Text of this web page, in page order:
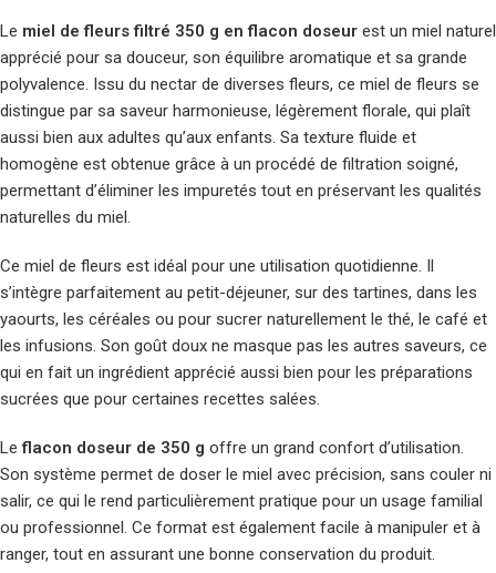
Le miel de fleurs filtré 350 g en flacon doseur est un miel naturel
apprécié pour sa douceur, son équilibre aromatique et sa grande
polyvalence. Issu du nectar de diverses fleurs, ce miel de fleurs se
distingue par sa saveur harmonieuse, légèrement florale, qui plaît
aussi bien aux adultes qu’aux enfants. Sa texture fluide et
homogène est obtenue grâce à un procédé de filtration soigné,
permettant d’éliminer les impuretés tout en préservant les qualités
naturelles du miel.
Ce miel de fleurs est idéal pour une utilisation quotidienne. Il
s’intègre parfaitement au petit-déjeuner, sur des tartines, dans les
yaourts, les céréales ou pour sucrer naturellement le thé, le café et
les infusions. Son goût doux ne masque pas les autres saveurs, ce
qui en fait un ingrédient apprécié aussi bien pour les préparations
sucrées que pour certaines recettes salées.
Leflacon doseur de 350 g offre un grand confort d’utilisation.
Son système permet de doser le miel avec précision, sans couler ni
salir, ce qui le rend particulièrement pratique pour un usage familial
ou professionnel. Ce format est également facile à manipuler et à
ranger, tout en assurant une bonne conservation du produit.